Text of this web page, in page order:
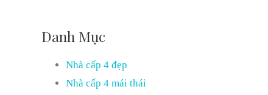
Danh Mục
Nhà cấp 4 đẹp
Nhà cấp 4 mái thái